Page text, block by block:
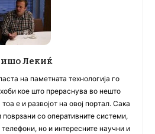
Лекиќ
на паметната технологија го
кое што прераснува во нешто
е и развојот на овој портал. Сака
поврзани со оперативните системи,
но и интересните научни и